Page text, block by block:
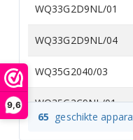
9,6
WQ33G2D9NL/01
WQ33G2D9NL/04
WQ35G2040/03
WQ35G2C9NL/01
65 geschikte